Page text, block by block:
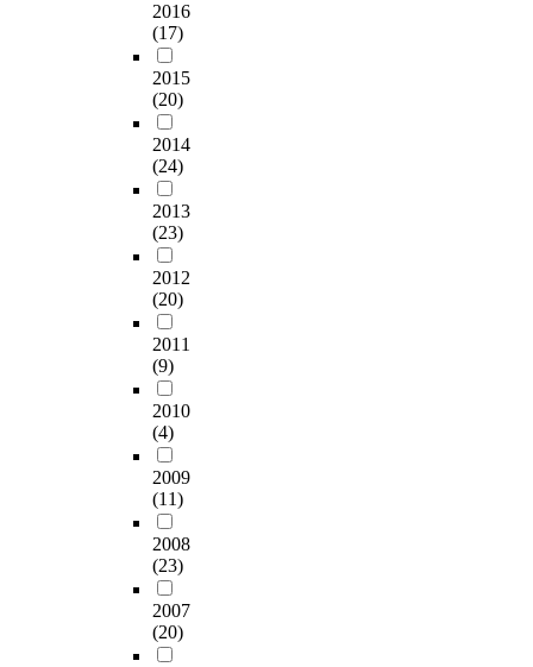
2016
(17)
2015
(20)
2014
(24)
2013
(23)
2012
(20)
2011
(9)
2010
(4)
2009
(11)
2008
(23)
2007
(20)